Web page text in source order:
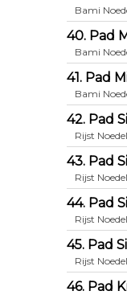
Bami
40. Pad
Bami
41. Pad
Bami
42. Pad
Rijst
43. Pad
Rijst
44. Pad
Rijst
45. Pad
Rijst
46. Pad